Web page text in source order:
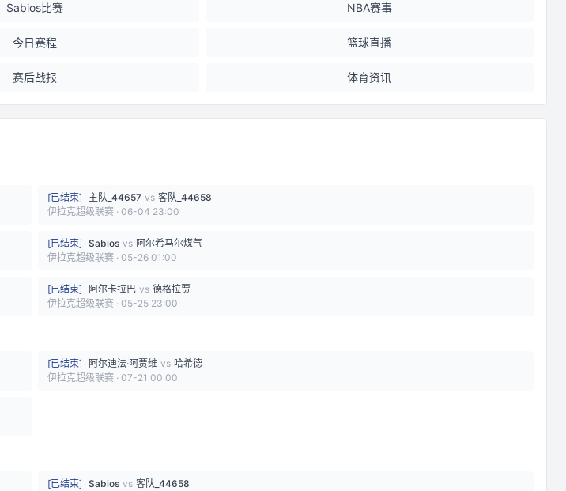
Sabios比赛 NBA赛事
今日赛程 篮球直播
赛后战报 体育资讯
[已结束] 主队_44657 vs 客队_44658
伊拉克超级联赛 · 06-04 23:00
[已结束] Sabios vs 阿尔希马尔煤气
伊拉克超级联赛 · 05-26 01:00
[已结束] 阿尔卡拉巴 vs 德格拉贾
伊拉克超级联赛 · 05-25 23:00
[已结束] 阿尔迪法·阿贾维 vs 哈希德
伊拉克超级联赛 · 07-21 00:00
[已结束] Sabios vs 客队_44658